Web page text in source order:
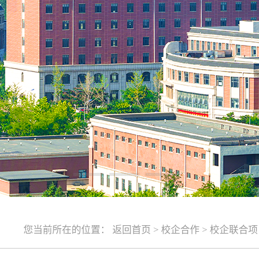
您当前所在的位置： 返回首页 > 校企合作> 校企联合